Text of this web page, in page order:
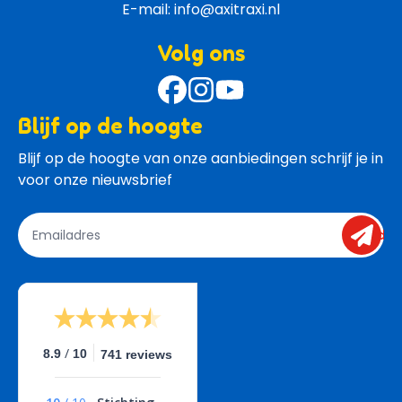
E-mail: info@axitraxi.nl
Volg ons
Blijf op de hoogte
Blijf op de hoogte van onze aanbiedingen schrijf je in
voor onze nieuwsbrief
send
8.9 / 10 741 reviews